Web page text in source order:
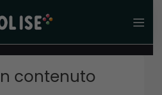
contenuto